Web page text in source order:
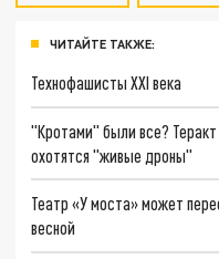
ЧИТАЙТЕ ТАКЖЕ:
Технофашисты XXI века
"Кротами" были все?
охотятся "живые дроны"
Театр «У моста» может
весной